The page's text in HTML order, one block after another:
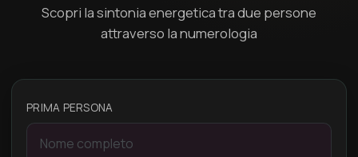
Scopri la sintonia energetica tra due persone
attraverso la numerologia
PRIMA PERSONA